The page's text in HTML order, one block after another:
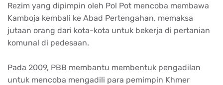
Rezim yang dipimpin oleh Pol Pot mencoba membawa
Kamboja kembali ke Abad Pertengahan, memaksa
jutaan orang dari kota-kota untuk bekerja di pertanian
komunal di pedesaan.
Pada 2009, PBB membantu membentuk pengadilan
untuk mencoba mengadili para pemimpin Khmer